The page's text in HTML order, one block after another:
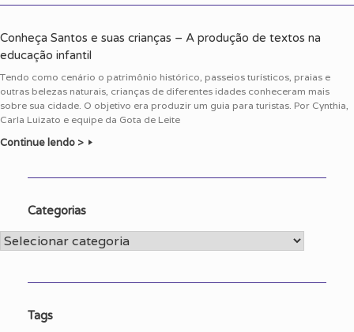
Conheça Santos e suas crianças – A produção de textos na
educação infantil
Tendo como cenário o patrimônio histórico, passeios turísticos, praias e
outras belezas naturais, crianças de diferentes idades conheceram mais
sobre sua cidade. O objetivo era produzir um guia para turistas. Por Cynthia,
Carla Luizato e equipe da Gota de Leite
Continue lendo >
Categorias
Categorias
Tags